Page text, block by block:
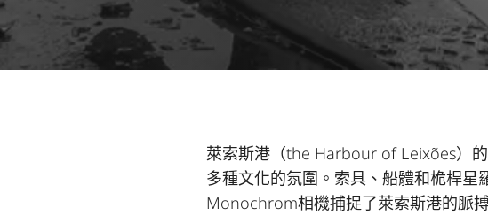
萊索斯港（the Harbour of Leixões）
多種文化的氛圍。索具、船體和桅桿星
Monochrom相機捕捉了萊索斯港的脈